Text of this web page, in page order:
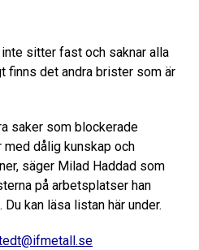
sitter fast och saknar alla
finns det andra brister som är
saker som blockerade
dålig kunskap och
säger Milad Haddad som
på arbetsplatser han
kan läsa listan här under.